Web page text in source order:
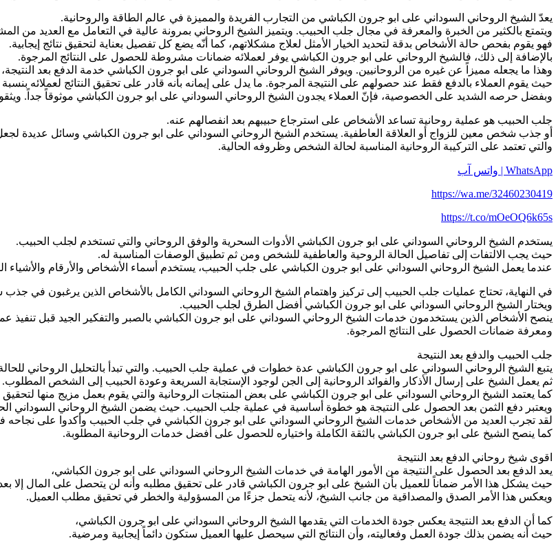
يعدّ الشيخ الروحاني السوداني على ابو جرون الكباشي من التجارب الفريدة والمميزة في عالم الطاقة والروحانية.
ويتمتع بالكثير من الخبرة والمعرفة في مجال جلب الحبيب. ويتميز الشيخ الروحاني بمرونة عالية في التعامل مع العديد من
فهو يقوم بفحص حالة الأشخاص بدقة لتحديد الخيار الأمثل لعلاج مشكلاتهم، كما أنّه يضع كل تفصيل بعناية لتحقيق نتائج إيجابية.
بالإضافة إلى ذلك، فالشيخ الروحاني على ابو جرون الكباشي يوفر لعملائه ضمانات مشروطة للحصول على النتائج المرجوة.
وهذا ما يجعله مميزاً عن غيره من الروحانيين. ويوفر الشيخ الروحاني السوداني على ابو جرون الكباشي خدمة الدفع بعد النتيجة،
حيث يقوم العملاء بالدفع فقط عند حصولهم على النتيجة المرجوة. ما يدل على إيمانه بأنه قادر على تحقيق النتائج لعملائه بنسبة
وبفضل حرصه الشديد على الخصوصية، فإنّ العملاء يجدون الشيخ الروحاني السوداني على ابو جرون الكباشي موثوقاً جداً.
جلب الحبيب هو عملية روحانية تساعد الأشخاص على استرجاع حبيبهم بعد انفصالهم عنه.
أو جذب شخص معين للزواج أو العلاقة العاطفية. يستخدم الشيخ الروحاني السوداني على ابو جرون الكباشي وسائل عديدة
والتي تعتمد على التركيبة الروحانية المناسبة لحالة الشخص وظروفه الحالية.
WhatsApp | واتس آب
https://wa.me/32460230419
https://t.co/mOeOQ6k65s
يستخدم الشيخ الروحاني السوداني على ابو جرون الكباشي الأدوات السحرية والوفق الروحاني والتي تستخدم لجلب الحبيب.
حيث يجب الالتفات إلى تفاصيل الحالة الروحية والعاطفية للشخص ومن ثم تطبيق الوصفات المناسبة له.
عندما يعمل الشيخ الروحاني السوداني على ابو جرون الكباشي على جلب الحبيب، يستخدم أسماء الأشخاص والأرقام والأشياء
في النهاية، تحتاج عمليات جلب الحبيب إلى تركيز واهتمام الشيخ الروحاني السوداني الكامل بالأشخاص الذين يرغبون في
ويختار الشيخ الروحاني السوداني على ابو جرون الكباشي أفضل الطرق لجلب الحبيب.
ينصح الأشخاص الذين يستخدمون خدمات الشيخ الروحاني السوداني على ابو جرون الكباشي بالصبر والتفكير الجيد قبل تنفيذ
ومعرفة ضمانات الحصول على النتائج المرجوة.
جلب الحبيب والدفع بعد النتيجة
يتبع الشيخ الروحاني السوداني على ابو جرون الكباشي عدة خطوات في عملية جلب الحبيب. والتي تبدأ بالتحليل الروحاني
ثم يعمل الشيخ على إرسال الأذكار والفوائد الروحانية إلى الجن لوجود الإستجابة السريعة وعودة الحبيب إلى الشخص المطلوب.
كما يعتمد الشيخ الروحاني السوداني على ابو جرون الكباشي على بعض المنتجات الروحانية والتي يقوم بعمل مزيج منها لتحقيق
ويعتبر دفع الثمن بعد الحصول على النتيجة هو خطوة أساسية في عملية جلب الحبيب. حيث يضمن الشيخ الروحاني السوداني
لقد تجرب العديد من الأشخاص خدمات الشيخ الروحاني السوداني على ابو جرون الكباشي في جلب الحبيب وأكدوا على نجاحه
كما ينصح الشيخ على ابو جرون الكباشي بالثقة الكاملة واختياره للحصول على أفضل خدمات الروحانية المطلوبة.
اقوى شيخ روحاني الدفع بعد النتيجة
يعد الدفع بعد الحصول على النتيجة من الأمور الهامة في خدمات الشيخ الروحاني السوداني على ابو جرون الكباشي،
حيث يشكل هذا الأمر ضماناً للعميل بأن الشيخ على ابو جرون الكباشي قادر على تحقيق مطلبه وأنه لن يتحصل على المال إلا
ويعكس هذا الأمر الصدق والمصداقية من جانب الشيخ، لأنه يتحمل جزءًا من المسؤولية والخطر في تحقيق مطلب العميل.
كما أن الدفع بعد النتيجة يعكس جودة الخدمات التي يقدمها الشيخ الروحاني السوداني على ابو جرون الكباشي،
حيث أنه يضمن بذلك جودة العمل وفعاليته، وأن النتائج التي سيحصل عليها العميل ستكون دائماً إيجابية ومرضية.